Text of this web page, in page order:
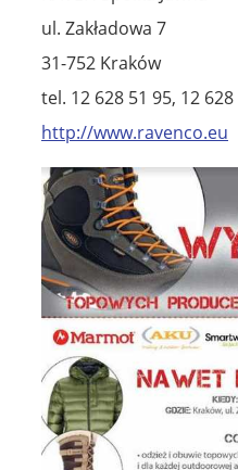
ul. Zakładowa 7
31-752 Kraków
tel. 12 628 51 95, 12
http://www.ravenco.eu